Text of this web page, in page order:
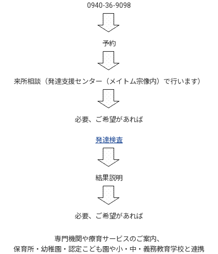
0940-36-9098
予約
来所相談（発達支援センター（メイトム宗像内）で行います）
必要、ご希望があれば
発達検査
結果説明
必要、ご希望があれば
専門機関や療育サービスのご案内、
保育所・幼稚園・認定こども園や小・中・義務教育学校と連携